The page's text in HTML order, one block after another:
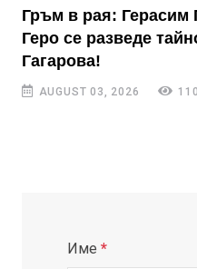
Гръм в рая: Герасим
Геро се разведе
Гагарова!
AUGUST 03, 2026
Име *